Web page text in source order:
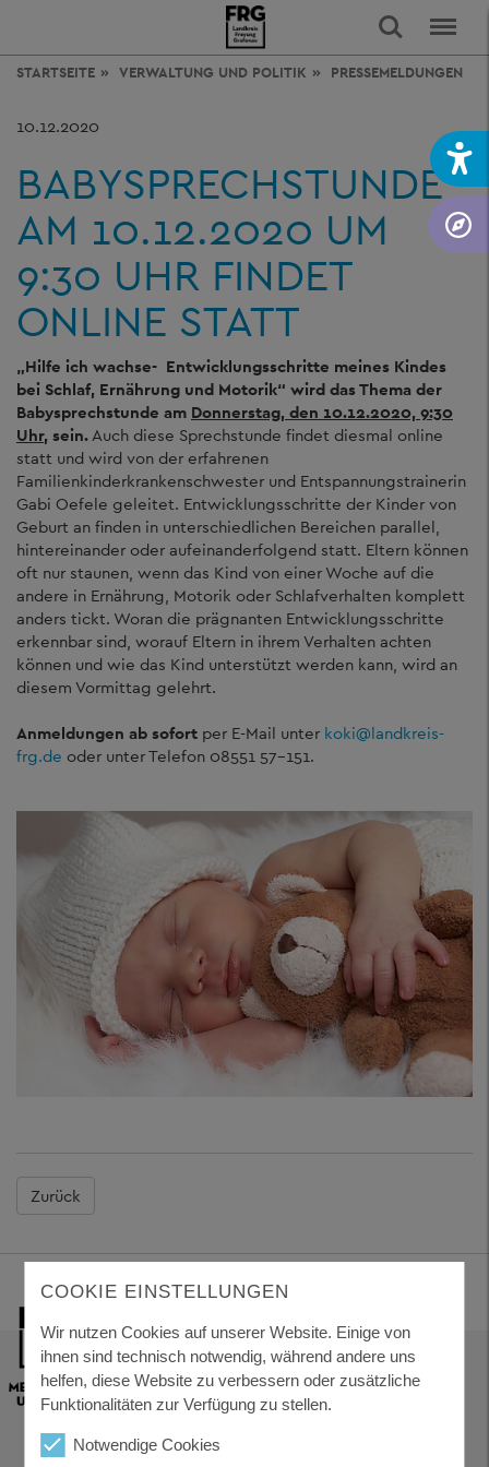
STARTSEITE VERWALTUNG UND POLITIK PRESSEMELDUNGEN
10.12.2020
BABYSPRECHSTUNDE
AM 10.12.2020 UM
9:30 UHR FINDET
ONLINE STATT
„Hilfe ich wachse- Entwicklungsschritte meines Kindes
bei Schlaf, Ernährung und Motorik“ wird das Thema der
Babysprechstunde am Donnerstag, den 10.12.2020, 9:30
Uhr, sein.Auch diese Sprechstunde findet diesmal online
statt und wird von der erfahrenen
Familienkinderkrankenschwester und Entspannungstrainerin
Gabi Oefele geleitet. Entwicklungsschritte der Kinder von
Geburt an finden in unterschiedlichen Bereichen parallel,
hintereinander oder aufeinanderfolgend statt. Eltern können
oft nur staunen, wenn das Kind von einer Woche auf die
andere in Ernährung, Motorik oder Schlafverhalten komplett
anders tickt. Woran die prägnanten Entwicklungsschritte
erkennbar sind, worauf Eltern in ihrem Verhalten achten
können und wie das Kind unterstützt werden kann, wird an
diesem Vormittag gelehrt.
Anmeldungen ab sofort per E-Mail unter koki@landkreis-
frg.de oder unter Telefon 08551 57-151.
Zurück
COOKIE EINSTELLUNGEN
Wir nutzen Cookies auf unserer Website. Einige von
ihnen sind technisch notwendig, während andere uns
helfen, diese Website zu verbessern oder zusätzliche
Funktionalitäten zur Verfügung zu stellen.
Notwendige Cookies